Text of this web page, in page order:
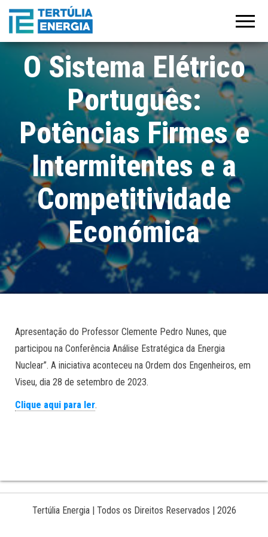
e
estabilização
económica
pós-covid 19
O Sistema Elétrico
Português:
Potências Firmes e
Intermitentes e a
Competitividade
Económica
Apresentação do Professor Clemente Pedro Nunes, que
participou na Conferência Análise Estratégica da Energia
Nuclear”. A iniciativa aconteceu na Ordem dos Engenheiros, em
Viseu, dia 28 de setembro de 2023.
Clique aqui para ler.
Tertúlia Energia | Todos os Direitos Reservados | 2026